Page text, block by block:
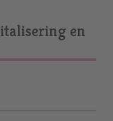
en